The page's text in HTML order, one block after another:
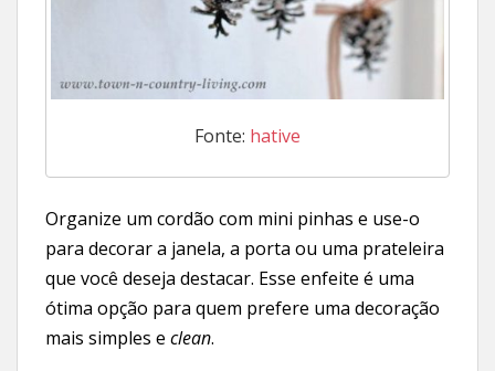
Fonte: hative
Organize um cordão com mini pinhas e use-o
para decorar a janela, a porta ou uma prateleira
que você deseja destacar. Esse enfeite é uma
ótima opção para quem prefere uma decoração
mais simples e clean.